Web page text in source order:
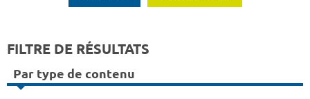
FILTRE DE RÉSULTATS
Par type de contenu